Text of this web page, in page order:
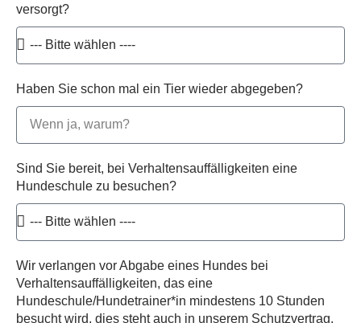
versorgt?
Haben Sie schon mal ein Tier wieder abgegeben?
Sind Sie bereit, bei Verhaltensauffälligkeiten eine
Hundeschule zu besuchen?
Wir verlangen vor Abgabe eines Hundes bei
Verhaltensauffälligkeiten, das eine
Hundeschule/Hundetrainer*in mindestens 10 Stunden
besucht wird, dies steht auch in unserem Schutzvertrag.